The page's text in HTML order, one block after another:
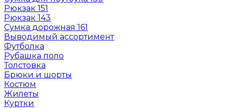
Рюкзак 151
Рюкзак 143
Сумка дорожная 161
Выводимый ассортимент
Футболка
Рубашка поло
Толстовка
Брюки и шорты
Костюм
Жилеты
Куртки